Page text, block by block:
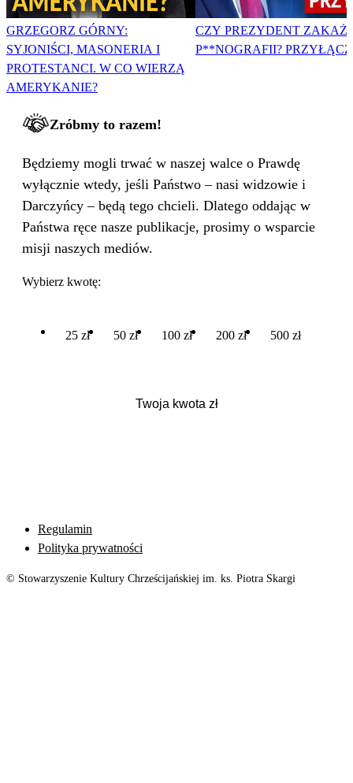
GRZEGORZ GÓRNY:
SYJONIŚCI, MASONERIA I
PROTESTANCI. W CO WIERZĄ
AMERYKANIE?
CZY PREZYDENT
P**NOGRAFII?
Zróbmy to razem!
Będziemy mogli trwać w naszej walce o Prawdę
wyłącznie wtedy, jeśli Państwo – nasi widzowie i
Darczyńcy – będą tego chcieli. Dlatego oddając w
Państwa ręce nasze publikacje, prosimy o wsparcie
misji naszych mediów.
Wybierz kwotę:
25 zł 50 zł 100 zł 200 zł 500 zł
Regulamin
Polityka prywatności
© Stowarzyszenie Kultury Chrześcijańskiej im. ks. Piotra Skargi